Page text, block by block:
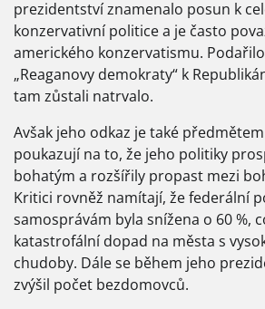
prezidentství znamenalo posun k
konzervativní politice a je často
amerického konzervatismu.
„Reaganovy demokraty“ k
tam zůstali natrvalo.
Avšak jeho odkaz je také
poukazují na to, že jeho politiky
bohatým a rozšířily propast mezi
Kritici rovněž namítají, že federální
samosprávám byla snížena o 60 %,
katastrofální dopad na města s
chudoby. Dále se během jeho
zvýšil počet bezdomovců.